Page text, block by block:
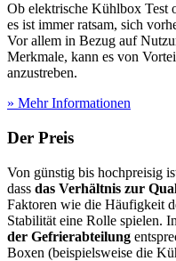
Ob elektrische Kühlbox Test
es ist immer ratsam, sich
Vor allem in Bezug auf
Merkmale, kann es von
anzustreben.
» Mehr Informationen
Der Preis
Von günstig bis hochpreisig
dass das Verhältnis zur
Faktoren wie die Häufigkeit
Stabilität eine Rolle spielen.
der Gefrierabteilung
Boxen (beispielsweise die